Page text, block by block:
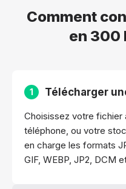
Comment
en 300
1 Télécharger
Choisissez votre fichier
téléphone, ou votre
en charge les formats
GIF, WEBP, JP2, DCM